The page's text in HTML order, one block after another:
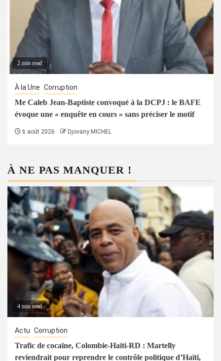
2 min read
À la Une Corruption
Me Caleb Jean-Baptiste convoqué à la DCPJ : le BAFE
évoque une « enquête en cours » sans préciser le motif
6 août 2026 Djovany MICHEL
À NE PAS MANQUER !
4 min read
Actu Corruption
Trafic de cocaïne, Colombie-Haïti-RD : Martelly
reviendrait pour reprendre le contrôle politique d’Haïti,